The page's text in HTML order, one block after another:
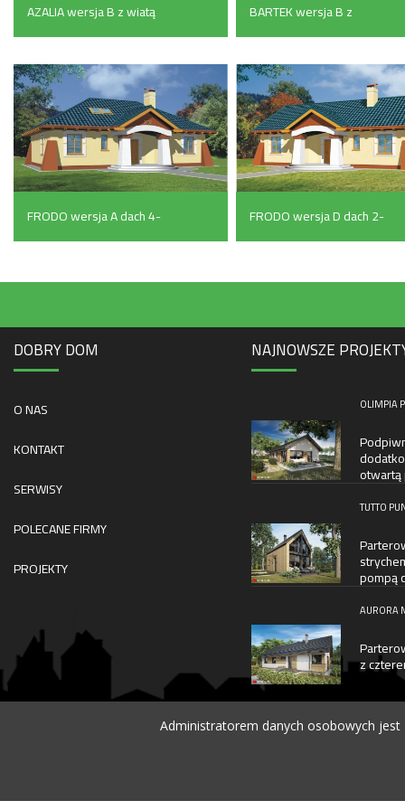
AZALIA wersja B z wiatą
(139.6 m²)
BARTEK wersja B z
pojedynczym garażem
(183.6 m²)
FRODO wersja A dach 4-
spadowy bez garażu
(130 m²)
FRODO wersja D dach 2-
spadowy z pojedynczym
garażem (159 m²)
DOBRY DOM
O NAS
KONTAKT
SERWISY
POLECANE FIRMY
PROJEKTY
NAJNOWSZE
OLIMPIA
TUTTO
pompą
AURORA
z
Administratorem danych osobowych